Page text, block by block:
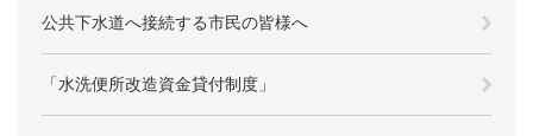
公共下水道へ接続する市民の皆様へ
「水洗便所改造資金貸付制度」